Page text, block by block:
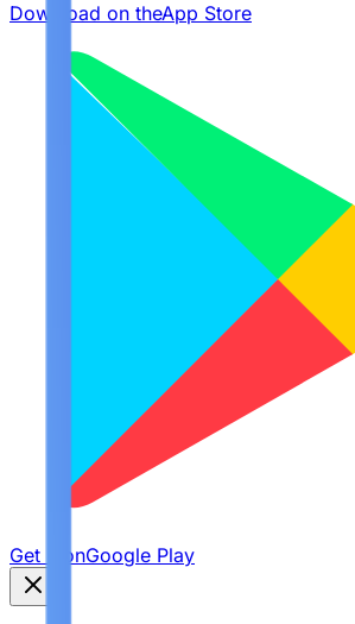
Download on theApp Store
Get it onGoogle Play